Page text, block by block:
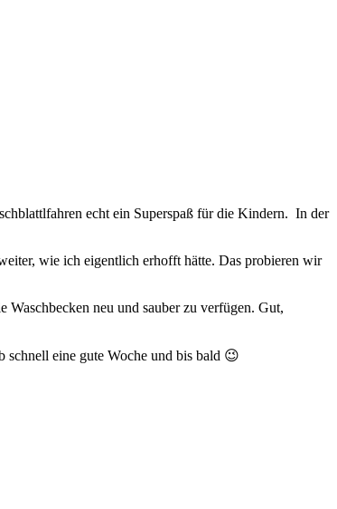
echt ein Superspaß für die Kindern. In der
wie ich eigentlich erhofft hätte. Das probieren wir
neu und sauber zu verfügen. Gut,
schnell eine gute Woche und bis bald 😉